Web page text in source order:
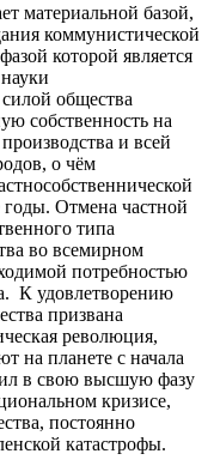
материальной базой,
коммунистической
которой является
общества
собственность на
и всей
о чём
годы. Отмена частной
типа
во всемирном
потребностью
К удовлетворению
призвана
революция,
на планете с начала
в свою высшую фазу
кризисе,
постоянно
катастрофы.